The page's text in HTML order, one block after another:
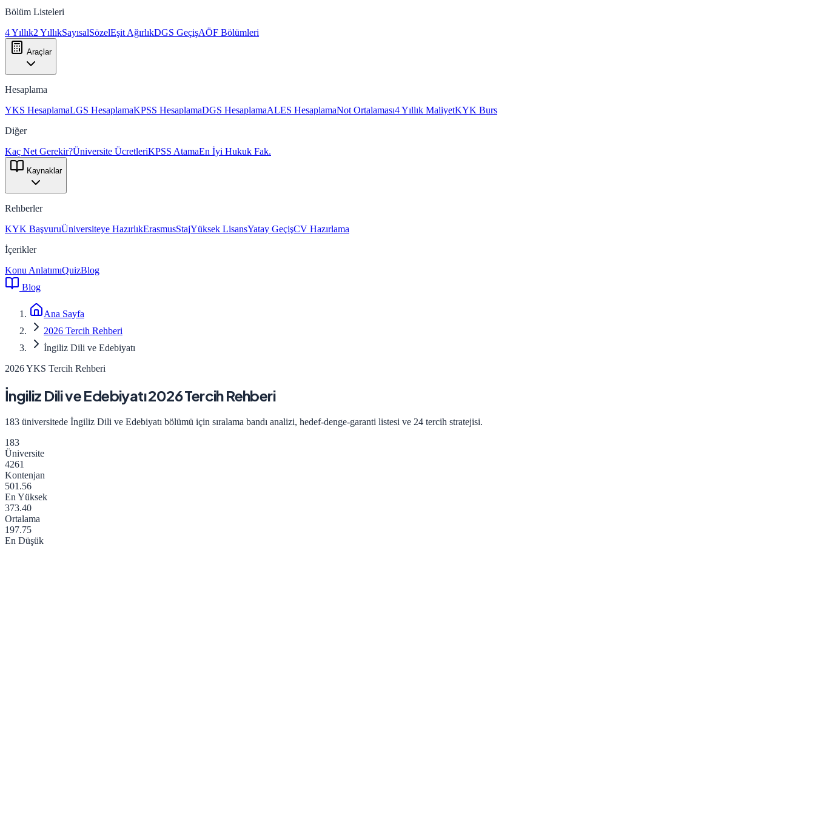
Bölüm Listeleri
4 Yıllık2 YıllıkSayısalSözelEşit AğırlıkDGS GeçişAÖF Bölümleri
Araçlar
Hesaplama
YKS HesaplamaLGS HesaplamaKPSS HesaplamaDGS HesaplamaALES HesaplamaNot Ortalaması4 Yıllık MaliyetKYK Burs
Diğer
Kaç Net Gerekir?Üniversite ÜcretleriKPSS AtamaEn İyi Hukuk Fak.
Kaynaklar
Rehberler
KYK BaşvuruÜniversiteye HazırlıkErasmusStajYüksek LisansYatay GeçişCV Hazırlama
İçerikler
Konu AnlatımıQuizBlog
Blog
Ana Sayfa
2026 Tercih Rehberi
İngiliz Dili ve Edebiyatı
2026 YKS Tercih Rehberi
İngiliz Dili ve Edebiyatı2026Tercih Rehberi
183 üniversitede İngiliz Dili ve Edebiyatı bölümü için sıralama bandı analizi, hedef-denge-garanti listesi ve 24 tercih stratejisi.
183
Üniversite
4261
Kontenjan
501.56
En Yüksek
373.40
Ortalama
197.75
En Düşük